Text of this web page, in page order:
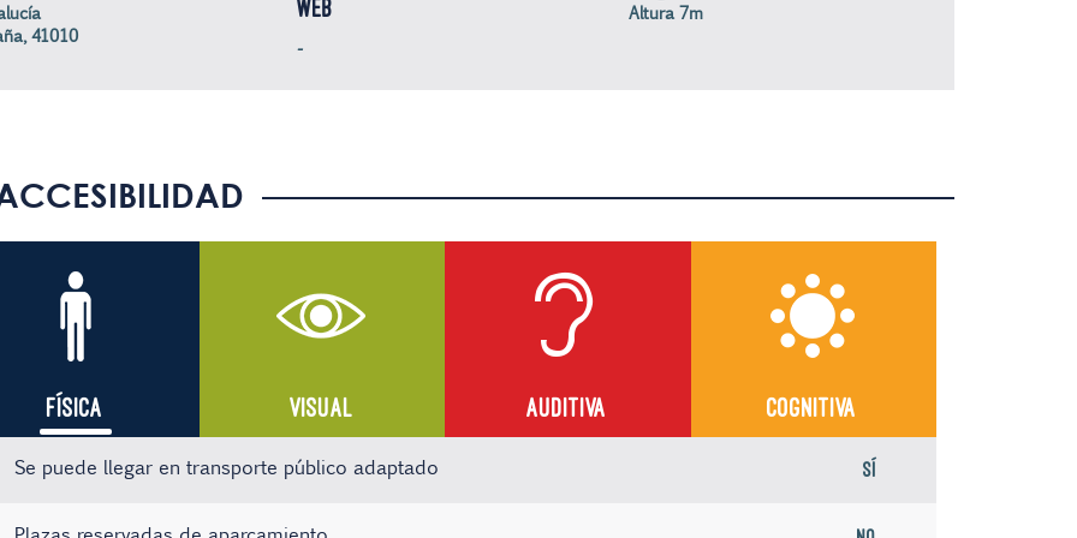
41010
WEB
-
Altura 7m
FÍSICA VISUAL AUDITIVA COGNITIVA
Se puede llegar en transporte público adaptado Sí